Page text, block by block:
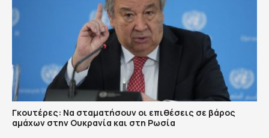
Γκουτέρες: Να σταματήσουν οι επιθέσεις σε βάρος
αμάχων στην Ουκρανία και στη Ρωσία